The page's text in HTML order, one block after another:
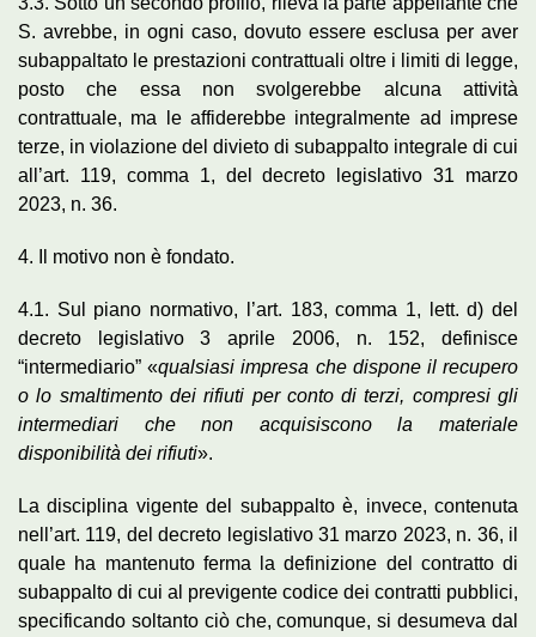
S. avrebbe, in ogni caso, dovuto essere esclusa per aver
subappaltato le prestazioni contrattuali oltre i limiti di legge,
posto che essa non svolgerebbe alcuna attività
contrattuale, ma le affiderebbe integralmente ad imprese
terze, in violazione del divieto di subappalto integrale di cui
all’art. 119, comma 1, del decreto legislativo 31 marzo
2023, n. 36.
4. Il motivo non è fondato.
4.1. Sul piano normativo, l’art. 183, comma 1, lett. d) del
decreto legislativo 3 aprile 2006, n. 152, definisce
“intermediario” «qualsiasi impresa che dispone il recupero
o lo smaltimento dei rifiuti per conto di terzi, compresi gli
intermediari che non acquisiscono la materiale
disponibilità dei rifiuti».
La disciplina vigente del subappalto è, invece, contenuta
nell’art. 119, del decreto legislativo 31 marzo 2023, n. 36, il
quale ha mantenuto ferma la definizione del contratto di
subappalto di cui al previgente codice dei contratti pubblici,
specificando soltanto ciò che, comunque, si desumeva dal